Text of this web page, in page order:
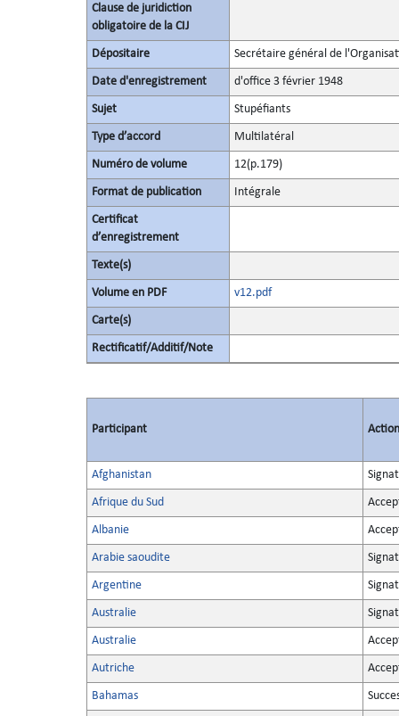
Clause de juridiction
obligatoire de la CIJ
Dépositaire Secrétaire général de
Date d'enregistrement d'office 3 février 1948
Sujet Stupéfiants
Type d’accord Multilatéral
Numéro de volume 12(p.179)
Format de publication Intégrale
Certificat
d’enregistrement
Texte(s)
Volume en PDF v12.pdf
Carte(s)
Rectificatif/Additif/Note
Participant Action
Afghanistan
Afrique du Sud
Albanie
Arabie saoudite
Argentine
Australie
Australie
Autriche
Bahamas